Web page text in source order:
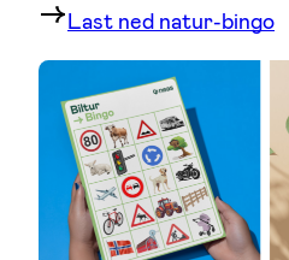
Last ned natur-bingo